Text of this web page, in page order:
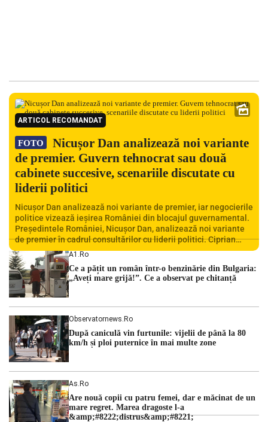
ARTICOL RECOMANDAT
FOTO
Nicușor Dan analizează noi variante
de premier. Guvern tehnocrat sau două
cabinete succesive, scenariile discutate cu
liderii politici
Nicușor Dan analizează noi variante de premier, iar negocierile
politice vizează ieșirea României din blocajul guvernamental.
Președintele României, Nicușor Dan, analizează noi variante
de premier în cadrul consultărilor cu liderii politici. Ciprian
Ciucu vorbește despre scenariul unui guvern tehnocrat și
despre posibilitatea a două cabinete succesive. Nicușor Dan
analizează noi variante de premier România traversează […]
A1.ro
Ce a pățit un român într-o benzinărie din Bulgaria:
„Aveți mare grijă!”. Ce a observat pe chitanță
Observatornews.ro
După caniculă vin furtunile: vijelii de până la 80
km/h și ploi puternice în mai multe zone
As.ro
Are nouă copii cu patru femei, dar e măcinat de un
mare regret. Marea dragoste l-a
&amp;#8222;distrus&amp;#8221;